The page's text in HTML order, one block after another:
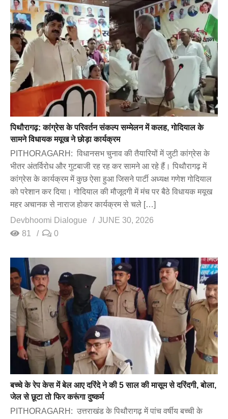
पिथौरागढ़: कांग्रेस के परिवर्तन संकल्प सम्मेलन में कलह, गोदियाल के
सामने विधायक मयूख ने छोड़ा कार्यक्रम
PITHORAGARH: विधानसभ चुनाव की तैयारियों में जुटी कांग्रेस के
भीतर अंतर्विरोध और गुटबाजी रह रह कर सामने आ रहे हैं। पिथौरागढ़ में
कांग्रेस के कार्यक्रम में कुछ ऐसा हुआ जिसने पार्टी अध्यक्ष गणेश गोदियाल
को परेशान कर दिया। गोदियाल की मौजूदगी में मंच पर बैठे विधायक मयूख
महर अचानक से नाराज होकर कार्यक्रम से चले […]
Devbhoomi Dialogue
JUNE 30, 2026
81
0
बच्चे के रेप केस में बेल आए दरिंदे ने की 5 साल की मासूम से दरिंदगी, बोला,
जेल से छूटा तो फिर करूंगा दुष्कर्म
PITHORAGARH: उत्तराखंड के पिथौरागढ़ में पांच वर्षीय बच्ची के